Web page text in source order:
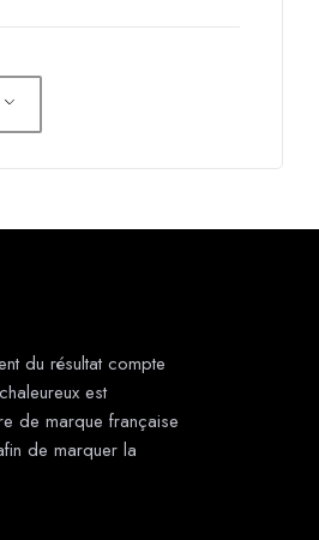
du résultat compte
est
de marque française
de marquer la